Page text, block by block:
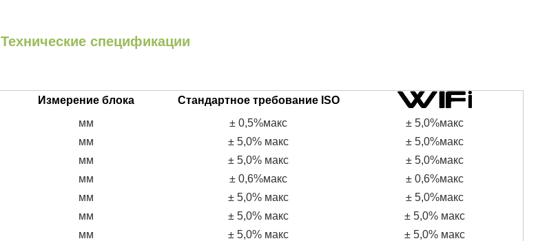
Технические спецификации
Измерение блока
Стандартное требование ISO
мм ± 0,5%макс
± 5,0%макс
мм ± 5,0% макс
± 5,0%макс
мм ± 5,0% макс
± 5,0%макс
мм ± 0,6%макс
± 0,6%макс
мм
мм
мм
± 5,0% макс
± 5,0% макс
± 5,0% макс
± 5,0%макс
± 5,0% макс
± 5,0% макс